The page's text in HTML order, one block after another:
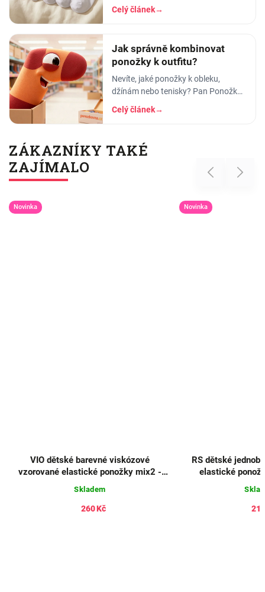
ponožkami. A pak ten okamžik
pravdy: vytáhnete kotníkové, obujete
Celý článek→
Jak správně kombinovat
ponožky k outfitu?
Nevíte, jaké ponožky k obleku,
džínám nebo tenisky? Pan Ponožka
radí, jak vybrat správnou barvu, vzor
i délku. Praktický průvodce pro muže
Celý článek→
ZÁKAZNÍKY TAKÉ
ZAJÍMALO
Previous
Novinka
VIO dětské barevné viskózové
vzorované elastické ponožky mix2 -
Modrá
Skladem
260 Kč
Novinka
RS dětské
elastické
Next